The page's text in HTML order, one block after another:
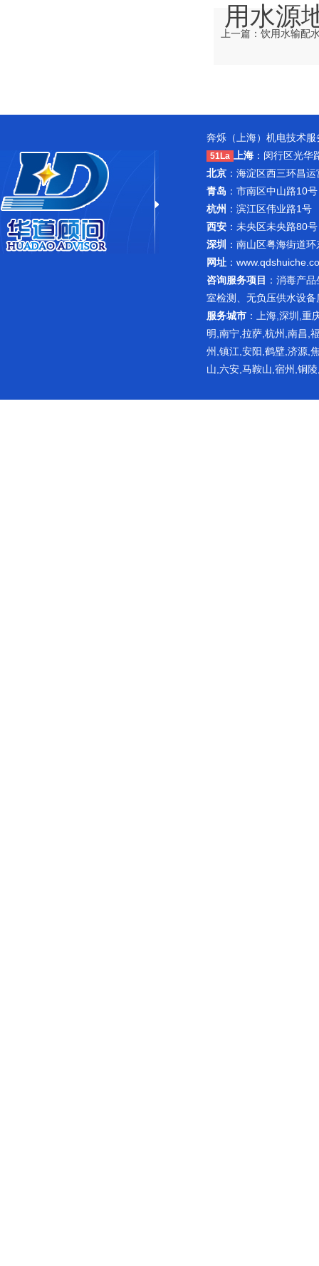
用水源
上一篇：饮用水输配
奔烁（上海）机电技术
51La 上海 ：闵行区光
北京 ：海淀区西三环
青岛 ：市南区中山
杭州 ：滨江区伟业
西安 ：未央区未央
深圳
：南山区粤海街道
网址 ：
咨询服务项目 ： 消毒产品
室检测
、无负压供水设
服务城市 ：上海,深圳,重
明,南宁,拉萨,杭州,南昌,
州,镇江,安阳,鹤壁,济源,
山,六安,马鞍山,宿州,铜